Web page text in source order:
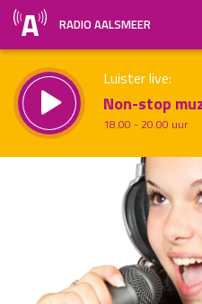
RADIO AALSMEER
Luister live:
Non-stop
18.00 - 20.00 uur
uur